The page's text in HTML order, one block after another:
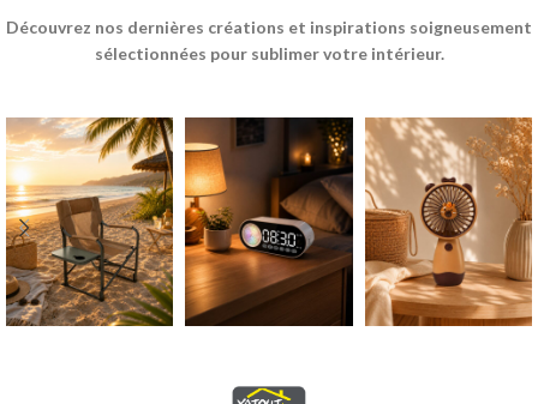
Découvrez nos dernières créations et inspirations soigneusement
sélectionnées pour sublimer votre intérieur.